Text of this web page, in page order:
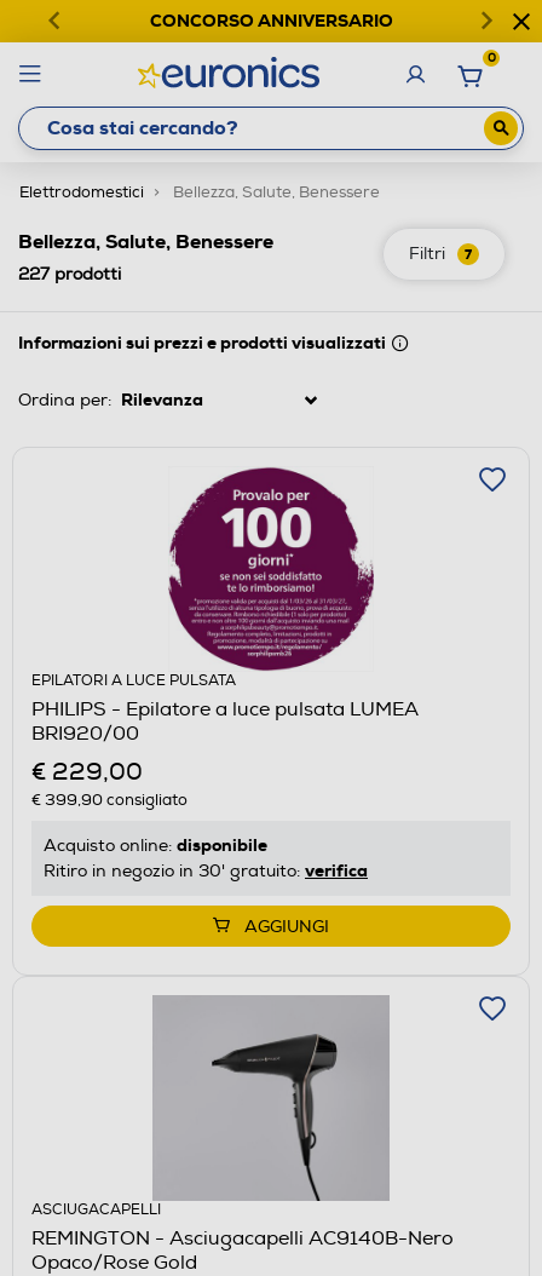
CONCORSO ANNIVERSARIO
0
Elettrodomestici Bellezza, Salute, Benessere
Filtri 7
Bellezza, Salute, Benessere
227prodotti
Informazioni sui prezzi e prodotti visualizzati
Ordina per:
EPILATORI A LUCE PULSATA
PHILIPS - Epilatore a luce pulsata LUMEA
BRI920/00
€ 229,00
€ 399,90consigliato
Acquisto online: disponibile
Ritiro in negozio in 30' gratuito: verifica
AGGIUNGI
ASCIUGACAPELLI
REMINGTON - Asciugacapelli AC9140B-Nero
Opaco/Rose Gold